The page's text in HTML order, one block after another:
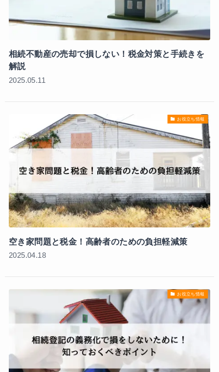
相続不動産の売却で損しない！税金対策と手続きを
解説
2025.05.11
お役立ち情報
空き家問題と税金！高齢者のための負担軽減策
2025.04.18
お役立ち情報